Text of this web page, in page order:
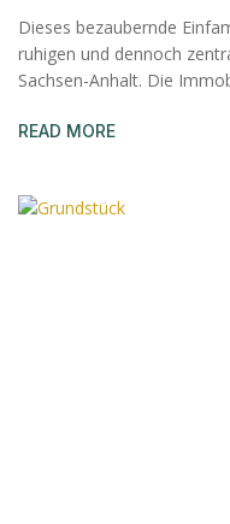
Dieses bezaubernde
ruhigen und dennoch
Sachsen-Anhalt. Die
READ MORE